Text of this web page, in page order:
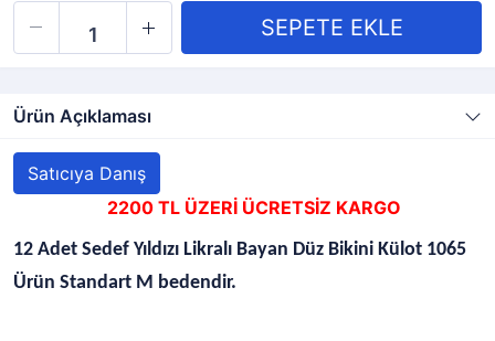
Ürün Açıklaması
Satıcıya Danış
2200 TL ÜZERİ ÜCRETSİZ KARGO
12 Adet Sedef Yıldızı Likralı Bayan Düz Bikini Külot 1065
Ürün Standart M bedendir.